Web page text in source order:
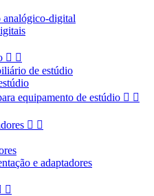
analógico-digital
 
de estúdio
equipamento de estúdio  
 
e adaptadores
